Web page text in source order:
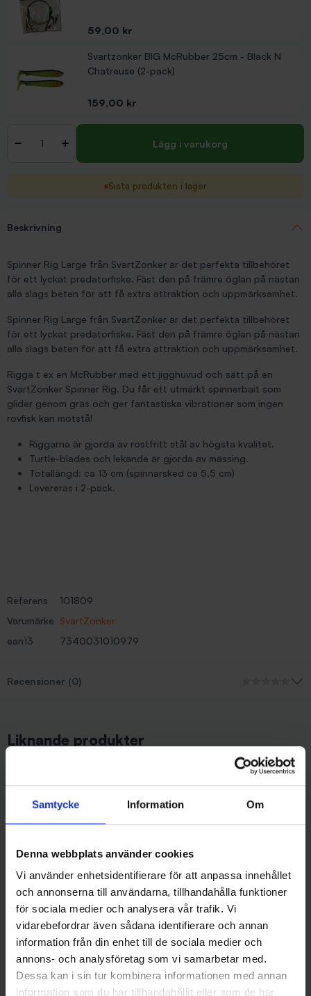
Samtycke Information Om
Denna webbplats använder cookies
Vi använder enhetsidentifierare för att anpassa innehållet
och annonserna till användarna, tillhandahålla funktioner
för sociala medier och analysera vår trafik. Vi
vidarebefordrar även sådana identifierare och annan
information från din enhet till de sociala medier och
annons- och analysföretag som vi samarbetar med.
Dessa kan i sin tur kombinera informationen med annan
information som du har tillhandahållit eller som de har
Pris
59,00 kr
Svartzonker BIG McRubber 25cm - Black N
Chatreuse (2-pack)
Pris
159,00 kr
- + Lägg i varukorg
Sista produkten i lager
Beskrivning
Spinner Rig Large från SvartZonker är det perfekta tillbehöret
för ett lyckat predatorfiske. Fäst den på främre öglan på nästan
alla slags beten för att få extra attraktion och uppmärksamhet.
Spinner Rig Large från SvartZonker är det perfekta tillbehöret
för ett lyckat predatorfiske. Fäst den på främre öglan på nästan
alla slags beten för att få extra attraktion och uppmärksamhet.
Rigga t ex en McRubber med ett jigghuvud och sätt på en
SvartZonker Spinner Rig. Du får ett utmärkt spinnerbait som
glider genom gräs och ger fantastiska vibrationer som ingen
rovfisk kan motstå!
Riggarna är gjorda av rostfritt stål av högsta kvalitet.
Turtle-blades och lekande är gjorda av mässing.
Totallängd: ca 13 cm (spinnarsked ca 5,5 cm)
Levereras i 2-pack.
Referens
101809
Varumärke SvartZonker
ean13
7340031010979
Recensioner (0)
Liknande produkter
Westin
Westin Monster Vibe 23 gr -
Steel Sardine
99 kr
Westin
Westin Monster Vibe 23 gr -
Chopper
99 kr